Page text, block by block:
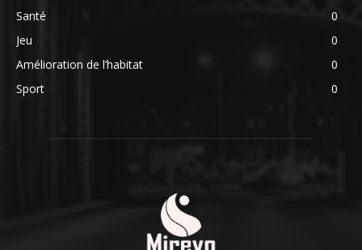
Santé
0
Jeu
0
Amélioration de l’habitat
0
Sport
0